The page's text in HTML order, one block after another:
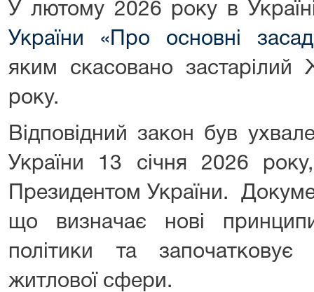
У лютому 2026 року в
України «Про основні
яким скасовано
року.
Відповідний закон був
України 13 січня 2026
Президентом України.
що визначає нові
політики та
житлової сфери.